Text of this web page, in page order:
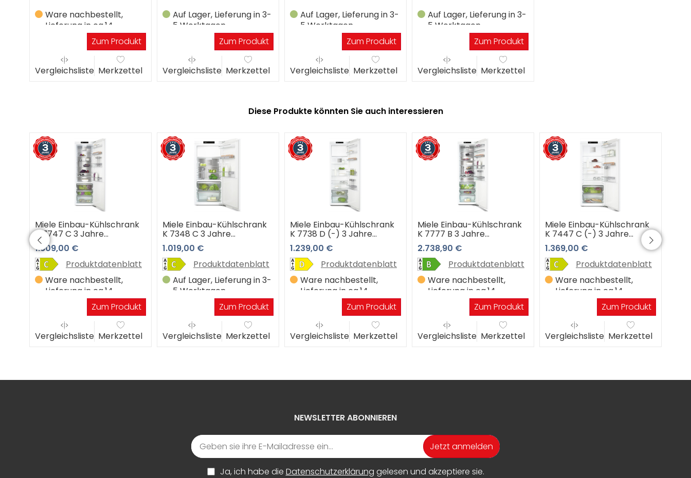
Ware nachbestellt,
Lieferung in ca.14
WerktagenZum Produkt
Vergleichsliste Merkzettel
Auf Lager, Lieferung in 3-
5 Werktagen
Zum Produkt
Vergleichsliste Merkzettel
Auf Lager, Lieferung in 3-
5 Werktagen
Zum Produkt
Vergleichsliste Merkzettel
Auf Lager, Lieferung in 3-
5 Werktagen
Zum Produkt
Vergleichsliste Merkzettel
Diese Produkte könnten Sie auch interessieren
Miele Einbau-Kühlschrank
K 7747 C 3 Jahre
Premiumshop Garantie
1.809,00 €
Produktdatenblatt
Ware nachbestellt,
Lieferung in ca.14
WerktagenZum Produkt
Vergleichsliste Merkzettel
Miele Einbau-Kühlschrank
K 7348 C 3 Jahre
Premiumshop Garantie
1.019,00 €
Produktdatenblatt
Auf Lager, Lieferung in 3-
5 Werktagen
Zum Produkt
Vergleichsliste Merkzettel
Miele Einbau-Kühlschrank
K 7738 D (-) 3 Jahre
Premiumshop Garantie
1.239,00 €
Produktdatenblatt
Ware nachbestellt,
Lieferung in ca.14
WerktagenZum Produkt
Vergleichsliste Merkzettel
Miele Einbau-Kühlschrank
K 7777 B 3 Jahre
Premiumshop Garantie
2.738,90 €
Produktdatenblatt
Ware nachbestellt,
Lieferung in ca.14
WerktagenZum Produkt
Vergleichsliste Merkzettel
Miele Einbau-Kühlschrank
K 7447 C (-) 3 Jahre
Premiumshop Garantie
1.369,00 €
Produktdatenblatt
Ware nachbestellt,
Lieferung in ca.14
WerktagenZum Produkt
Vergleichsliste Merkzettel
NEWSLETTER ABONNIEREN
Jetzt anmelden
Ja, ich habe die Datenschutzerklärung gelesen und akzeptiere sie.